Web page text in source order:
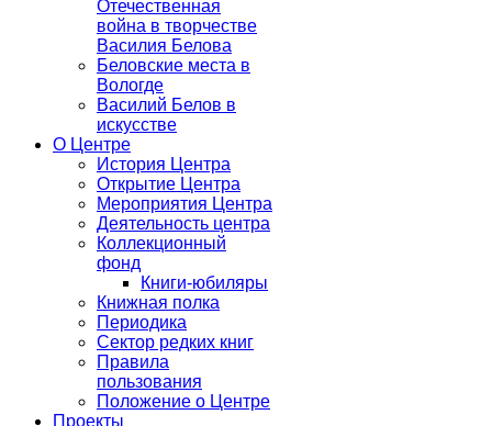
Отечественная
война в творчестве
Василия Белова
Беловские места в
Вологде
Василий Белов в
искусстве
О Центре
История Центра
Открытие Центра
Мероприятия Центра
Деятельность центра
Коллекционный
фонд
Книги-юбиляры
Книжная полка
Периодика
Сектор редких книг
Правила
пользования
Положение о Центре
Проекты